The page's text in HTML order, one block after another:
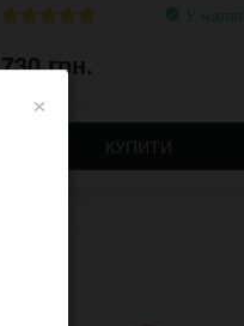
У
730 грн.
КУПИТИ
×